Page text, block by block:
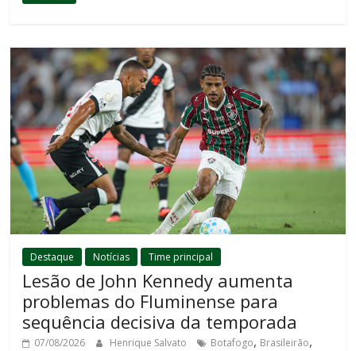
Destaque Notícias Time principal
Lesão de John Kennedy aumenta
problemas do Fluminense para
sequência decisiva da temporada
07/08/2026 Henrique Salvato Botafogo, Brasileirão,